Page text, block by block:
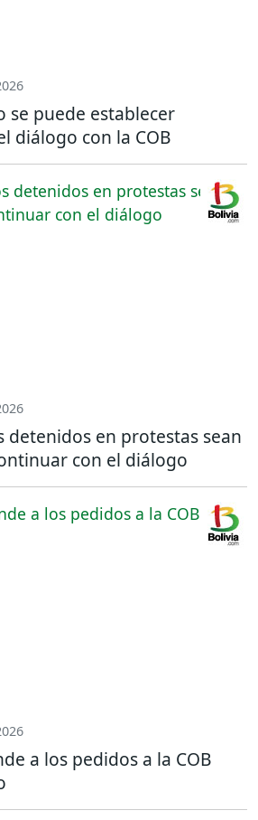
se puede establecer
diálogo con la COB
detenidos en protestas sean
con el diálogo
a los pedidos a la COB